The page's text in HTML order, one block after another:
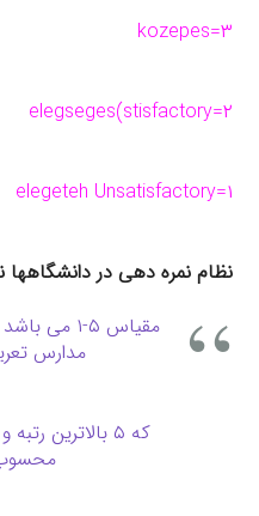
۳=kozepes
۲=elegseges(stisfactory
۱=elegeteh Unsatisfactory
نظام نمره دهی در دانشگاهها
مقیاس ۵-۱
مدارس